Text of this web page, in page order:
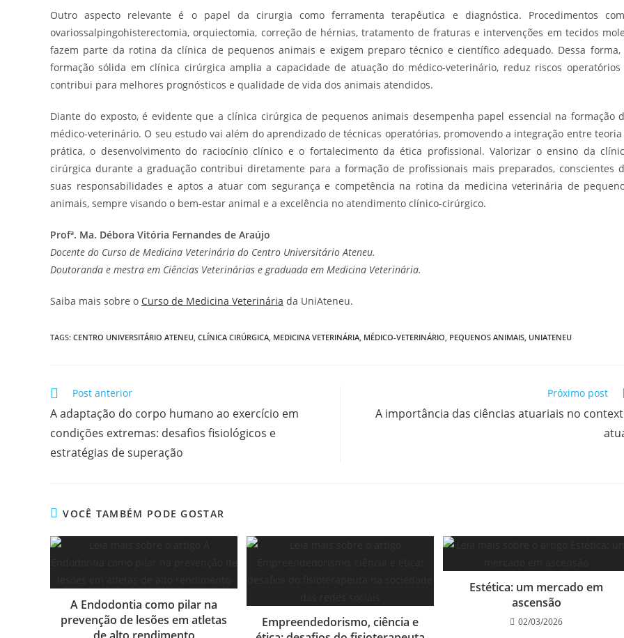
Outro aspecto relevante é o papel da cirurgia como ferramenta terapêutica e diagnóstica. Procedimentos
ovariossalpingohisterectomia, orquiectomia, correção de hérnias, tratamento de fraturas e intervenções em tecidos
fazem parte da rotina da clínica de pequenos animais e exigem preparo técnico e científico adequado. Dessa forma,
formação sólida em clínica cirúrgica amplia a capacidade de atuação do médico-veterinário, reduz riscos operatórios
contribui para melhores prognósticos e qualidade de vida dos animais atendidos.
Diante do exposto, é evidente que a clínica cirúrgica de pequenos animais desempenha papel essencial na formação
médico-veterinário. O seu estudo vai além do aprendizado de técnicas operatórias, promovendo a integração entre teoria
prática, o desenvolvimento do raciocínio clínico e o fortalecimento da ética profissional. Valorizar o ensino da
cirúrgica durante a graduação contribui diretamente para a formação de profissionais mais preparados, conscientes
suas responsabilidades e aptos a atuar com segurança e competência na rotina da medicina veterinária de
animais, sempre visando o bem-estar animal e a excelência no atendimento clínico-cirúrgico.
Profª. Ma. Débora Vitória Fernandes de Araújo
Docente do Curso de Medicina Veterinária do Centro Universitário Ateneu.
Doutoranda e mestra em Ciências Veterinárias e graduada em Medicina Veterinária.
Saiba mais sobre o Curso de Medicina Veterinária da UniAteneu.
TAGS: CENTRO UNIVERSITÁRIO ATENEU, CLÍNICA CIRÚRGICA, MEDICINA VETERINÁRIA, MÉDICO-VETERINÁRIO, PEQUENOS ANIMAIS, UNIATENEU
Post anterior
A adaptação do corpo humano ao exercício em
condições extremas: desafios fisiológicos e
estratégias de superação
Próximo post
A importância das ciências atuariais no
VOCÊ TAMBÉM PODE GOSTAR
A Endodontia como pilar na
prevenção de lesões em atletas
Empreendedorismo, ciência e
Estética: um mercado em
ascensão
02/03/2026